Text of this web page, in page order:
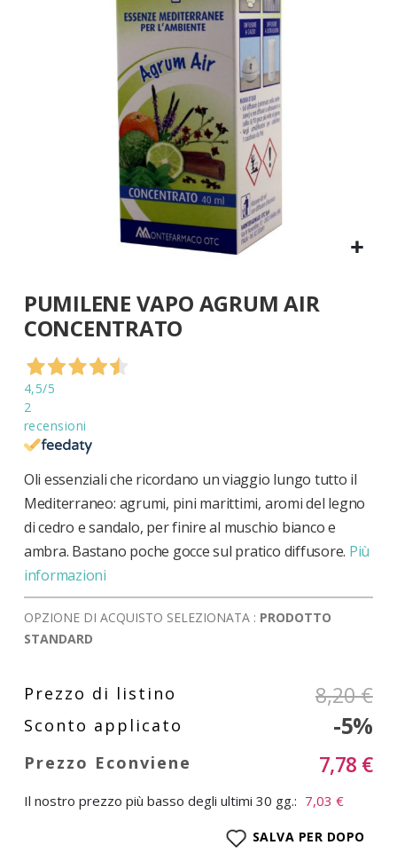
all'inizio
della
galleria
immagini
PUMILENE VAPO AGRUM AIR
CONCENTRATO
4,5/5
2
recensioni
Oli essenziali che ricordano un viaggio lungo tutto il
Mediterraneo: agrumi, pini marittimi, aromi del legno
di cedro e sandalo, per finire al muschio bianco e
ambra. Bastano poche gocce sul pratico diffusore. Più
informazioni
OPZIONE DI ACQUISTO SELEZIONATA : PRODOTTO
STANDARD
8,20 €
-5%
7,78 €
Il nostro prezzo più basso degli ultimi 30 gg.: 7,03 €
SALVA PER DOPO